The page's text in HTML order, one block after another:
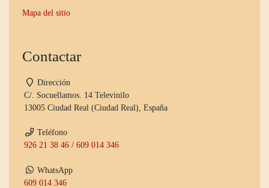
Mapa del sitio
Contactar
Dirección
C/. Socuellamos. 14 Televinilo
13005 Ciudad Real (Ciudad Real), España
Teléfono
926 21 38 46 /609 014 346
WhatsApp
609 014 346